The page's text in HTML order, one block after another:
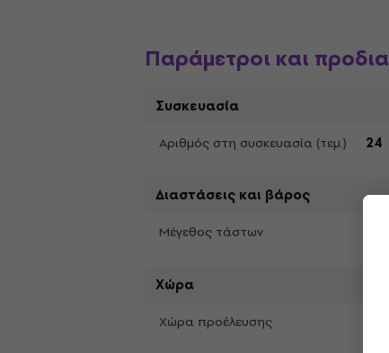
Παράμετροι και
Συσκευασία
Αριθμός στη συσκευασία (τεμ.) 24
Διαστάσεις και βάρος
Μέγεθος τάστων
Χώρα
Χώρα προέλευσης